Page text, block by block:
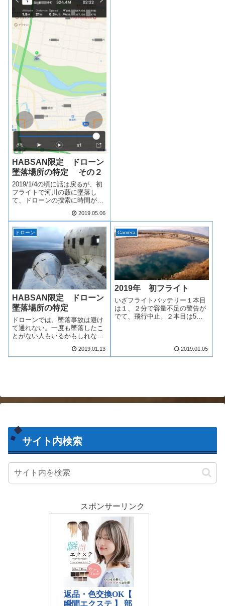
ー容量...
HABSAN限定 ドローン
墜落場所の特定 その２
2019/1/4の頃に話は戻るが、初
フライトで河川の藪に墜落し
て、ドローンの捜索に時間がか
HABSAN限定 ドローン墜落場
を探すための方法を投稿してい
るが、もっと、簡単?な方法が
見つ...
2019.05.06
ドローン
HABSAN限定 ドローン
墜落場所の特定
ドローンでは、墜落事故は避け
て通れない。一度も墜落したこ
とがない人もいるかもしれない
でも壊れれば、バランスを崩し
2019.01.13
Camera
2019年 初フライト
いざフライトバッテリー１本目
は１、２分で容量不足の警告が
でて、飛行中止。２本目は5～
うだったので、そのまま使用し
続けた。動画ファイルが壊れて
2019.01.05
サイト内検索
スポンサーリンク